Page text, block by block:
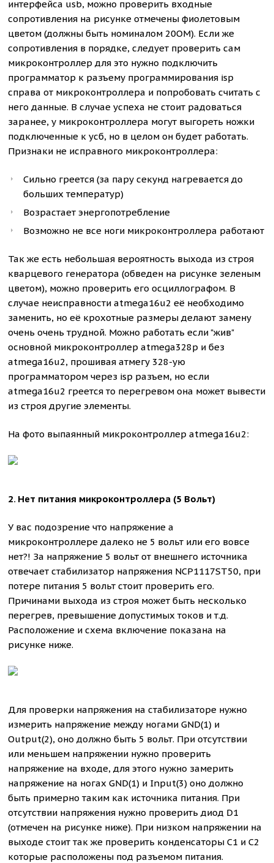
интерфейса usb, можно проверить входные
сопротивления на рисунке отмечены фиолетовым
цветом (должны быть номиналом 20ОМ). Если же
сопротивления в порядке, следует проверить сам
микроконтроллер для это нужно подключить
программатор к разъему программирования isp
справа от микроконтроллера и попробовать считать с
него данные. В случае успеха не стоит радоваться
заранее, у микроконтроллера могут выгореть ножки
подключенные к усб, но в целом он будет работать.
Признаки не исправного микроконтроллера:
Сильно греется (за пару секунд нагревается до
больших температур)
Возрастает энергопотребление
Возможно не все ноги микроконтроллера работают
Так же есть небольшая вероятность выхода из строя
кварцевого генератора (обведен на рисунке зеленым
цветом), можно проверить его осциллографом. В
случае неисправности atmega16u2 её необходимо
заменить, но её крохотные размеры делают замену
очень очень трудной. Можно работать если "жив"
основной микроконтроллер atmega328p и без
atmega16u2, прошивая атмегу 328-ую
программатором через isp разъем, но если
atmega16u2 греется то перегревом она может вывести
из строя другие элементы.
На фото выпаянный микроконтроллер atmega16u2:
2. Нет питания микроконтроллера (5 Вольт)
У вас подозрение что напряжение а
микроконтроллере далеко не 5 вольт или его вовсе
нет?! За напряжение 5 вольт от внешнего источника
отвечает стабилизатор напряжения NCP1117ST50, при
потере питания 5 вольт стоит проверить его.
Причинами выхода из строя может быть несколько
перегрев, превышение допустимых токов и т.д.
Расположение и схема включение показана на
рисунке ниже.
Для проверки напряжения на стабилизаторе нужно
измерить напряжение между ногами GND(1) и
Output(2), оно должно быть 5 вольт. При отсутствии
или меньшем напряжении нужно проверить
напряжение на входе, для этого нужно замерить
напряжение на ногах GND(1) и Input(3) оно должно
быть примерно таким как источника питания. При
отсутствии напряжения нужно проверить диод D1
(отмечен на рисунке ниже). При низком напряжении на
выходе стоит так же проверить конденсаторы С1 и С2
которые расположены под разъемом питания.